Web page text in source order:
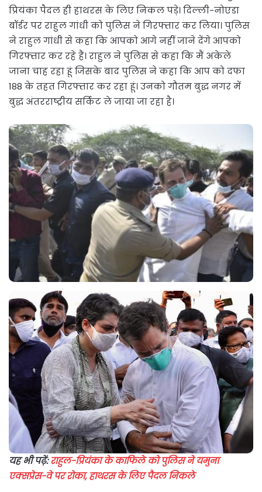
प्रियंका पैदल ही हाथरस के लिए निकल पड़े। दिल्ली-नोएडा
बॉर्डर पर राहुल गांधी को पुलिस ने गिरफ्तार कर लिया। पुलिस
ने राहुल गांधी से कहा कि आपको आगे नहीं जाने देंगे आपको
गिरफ्तार कर रहे हैं। राहुल ने पुलिस से कहा कि मैं अकेले
जाना चाह रहा हूं जिसके बाद पुलिस ने कहा कि आप को दफा
188 के तहत गिरफ्तार कर रहा हूं। उनको गौतम बुद्ध नगर में
बुद्ध अंतरराष्ट्रीय सर्किट ले जाया जा रहा है।
यह भी पढ़ें:राहुल-प्रियंका के काफिले को पुलिस ने यमुना
एक्सप्रेस-वे पर रोका, हाथरस के लिए पैदल निकले